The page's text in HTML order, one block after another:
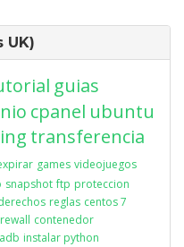
UK)
guias
cpanel ubuntu
transferencia
games videojuegos
snapshot ftp proteccion
reglas centos 7
contenedor
instalar python